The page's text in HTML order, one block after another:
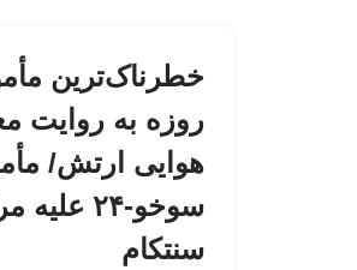
روزه به روایت
هوایی ارتش/
سوخو-۲۴
سنتکام